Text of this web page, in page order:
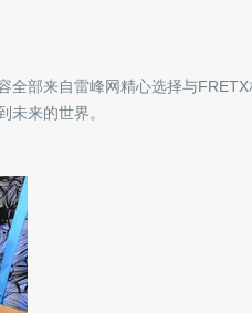
全部来自雷峰网精心选择与FRETX
未来的世界。